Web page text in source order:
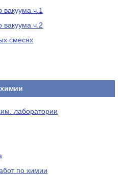
вакуума ч.1
вакуума ч.2
смесях
лаборатории
по химии